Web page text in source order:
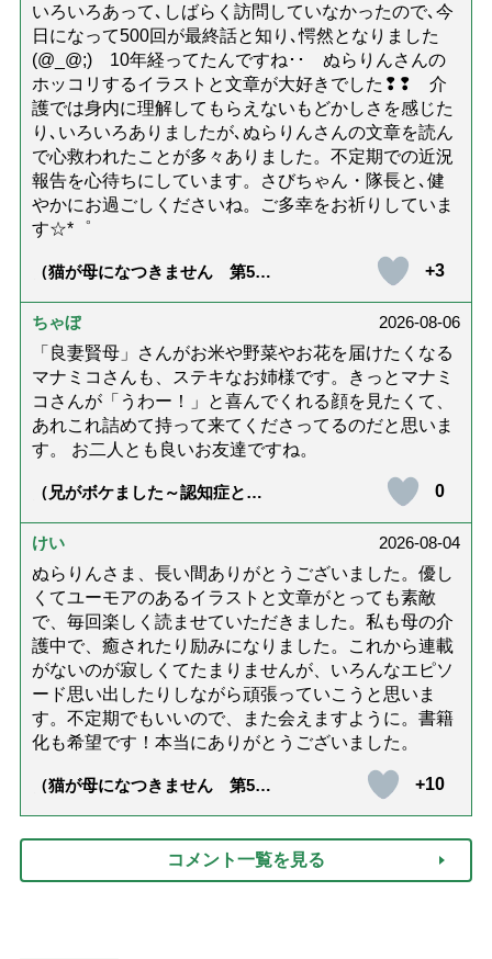
いろいろあって､しばらく訪問していなかったので､今
日になって500回が最終話と知り､愕然となりました
(@_@;) 10年経ってたんですね･･ ぬらりんさんの
ホッコリするイラストと文章が大好きでした❢❢ 介
護では身内に理解してもらえないもどかしさを感じた
り､いろいろありましたが､ぬらりんさんの文章を読ん
で心救われたことが多々ありました。不定期での近況
報告を心待ちにしています。さびちゃん・隊長と､健
やかにお過ごしくださいね。ご多幸をお祈りしていま
す☆*゜
（猫が母になつきません 第500
+3
ちゃぼ
2026-08-06
「良妻賢母」さんがお米や野菜やお花を届けたくなる
マナミコさんも、ステキなお姉様です。きっとマナミ
コさんが「うわー！」と喜んでくれる顔を見たくて、
あれこれ詰めて持って来てくださってるのだと思いま
す。 お二人とも良いお友達ですね。
（兄がボケました～認知症と介
達』が届きました」）
0
けい
2026-08-04
ぬらりんさま、長い間ありがとうございました。優し
くてユーモアのあるイラストと文章がとっても素敵
で、毎回楽しく読ませていただきました。私も母の介
護中で、癒されたり励みになりました。これから連載
がないのが寂しくてたまりませんが、いろんなエピソ
ード思い出したりしながら頑張っていこうと思いま
す。不定期でもいいので、また会えますように。書籍
化も希望です！本当にありがとうございました。
（猫が母になつきません 第500
+10
コメント一覧を見る